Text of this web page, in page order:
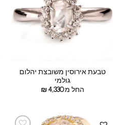
טבעת אירוסין משובצת יהלום
גולמי
החל מ:
₪4,330